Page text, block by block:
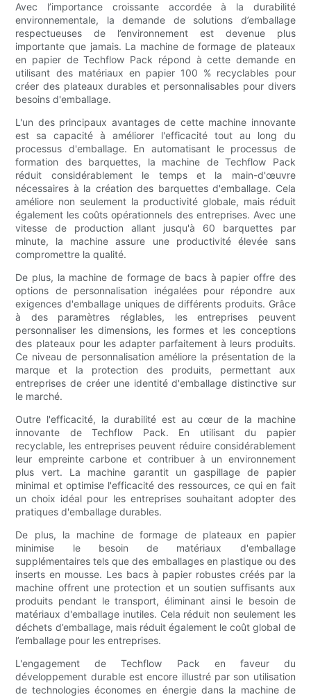
Avec l’importance croissante accordée à la durabilité
environnementale, la demande de solutions d’emballage
respectueuses de l’environnement est devenue plus
importante que jamais. La machine de formage de plateaux
en papier de Techflow Pack répond à cette demande en
utilisant des matériaux en papier 100 % recyclables pour
créer des plateaux durables et personnalisables pour divers
besoins d'emballage.
L'un des principaux avantages de cette machine innovante
est sa capacité à améliorer l'efficacité tout au long du
processus d'emballage. En automatisant le processus de
formation des barquettes, la machine de Techflow Pack
réduit considérablement le temps et la main-d'œuvre
nécessaires à la création des barquettes d'emballage. Cela
améliore non seulement la productivité globale, mais réduit
également les coûts opérationnels des entreprises. Avec une
vitesse de production allant jusqu'à 60 barquettes par
minute, la machine assure une productivité élevée sans
compromettre la qualité.
De plus, la machine de formage de bacs à papier offre des
options de personnalisation inégalées pour répondre aux
exigences d'emballage uniques de différents produits. Grâce
à des paramètres réglables, les entreprises peuvent
personnaliser les dimensions, les formes et les conceptions
des plateaux pour les adapter parfaitement à leurs produits.
Ce niveau de personnalisation améliore la présentation de la
marque et la protection des produits, permettant aux
entreprises de créer une identité d'emballage distinctive sur
le marché.
Outre l'efficacité, la durabilité est au cœur de la machine
innovante de Techflow Pack. En utilisant du papier
recyclable, les entreprises peuvent réduire considérablement
leur empreinte carbone et contribuer à un environnement
plus vert. La machine garantit un gaspillage de papier
minimal et optimise l'efficacité des ressources, ce qui en fait
un choix idéal pour les entreprises souhaitant adopter des
pratiques d'emballage durables.
De plus, la machine de formage de plateaux en papier
minimise le besoin de matériaux d'emballage
supplémentaires tels que des emballages en plastique ou des
inserts en mousse. Les bacs à papier robustes créés par la
machine offrent une protection et un soutien suffisants aux
produits pendant le transport, éliminant ainsi le besoin de
matériaux d'emballage inutiles. Cela réduit non seulement les
déchets d’emballage, mais réduit également le coût global de
l’emballage pour les entreprises.
L'engagement de Techflow Pack en faveur du
développement durable est encore illustré par son utilisation
de technologies économes en énergie dans la machine de